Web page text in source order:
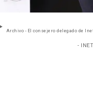
Archivo - El consejero delegado de
-